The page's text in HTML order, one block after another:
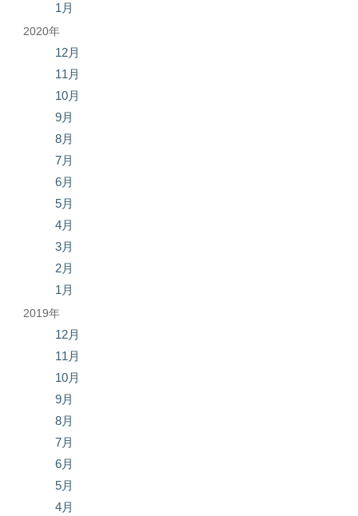
1月
2020年
12月
11月
10月
9月
8月
7月
6月
5月
4月
3月
2月
1月
2019年
12月
11月
10月
9月
8月
7月
6月
5月
4月